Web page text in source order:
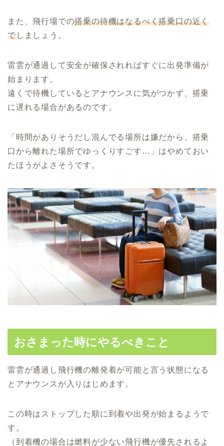
また、飛行場での搭乗の待機はなるべく搭乗口の近く
でしましょう。
雷雲が通過して安全が確保されればすぐに出発準備が
始まります。
遠くで待機しているとアナウンスに気がつかず、搭乗
に遅れる場合があるのです。
「時間がありそうだし混んでる場所は嫌だから、搭乗
口から離れた場所でゆっくりすごす…」はやめておい
たほうがよさそうです。
おさまった時にやるべきこと
雷雲が通過し飛行機の離発着が可能と言う状態になる
とアナウンスが入りはじめます。
この時はストップした順に到着や出発が始まるようで
す。
（到着機の場合は燃料が少ない飛行機が優先されるよ